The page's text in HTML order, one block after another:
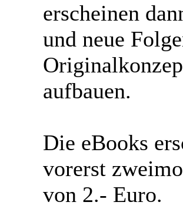
erscheinen
und neue
aufbauen.
Die eBooks
vorerst
von 2.- Euro.